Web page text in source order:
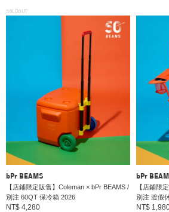
SOLDOUT
bPr BEAMS
【店鋪限定販售】Coleman × bPr BEAMS /
別注 60QT 保冷箱 2026
NT$ 4,280
bPr
【店鋪限
別注 渡假
NT$